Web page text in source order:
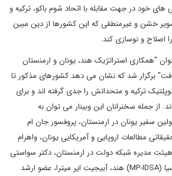
های خود در جهت مقابله با اتحاد شوم باکو، ترکیه و
خشن و غیرمنطقی که این کشورها از دین مبین
اصلاح و نوسازی کند.
"همکاری استراتژیک هند، یونان و ارمنستان
برگزار شد که نشان می دهد کشورهای مذکور تا
ترکیه و متحدانش را جدی گرفته اند و برای
از جمله سخنرانان این وبینار می توان به
سفیر یونان در ارمنستان، پروفسور جان ام
مطالعات اروپایی و آمریکایی یونان، واهرام
هیئت مدیره شبکه دولت در ارمنستان، دکتر سواستی
رائو همکار مرکز اروپا و اوراسیا (MP-IDSA) هند، آبیجیت ایر میترا، عضو ارشد